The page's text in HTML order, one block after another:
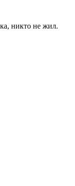
никто не жил.